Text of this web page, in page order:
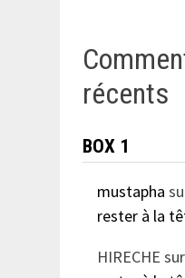
récents
BOX 1
mustapha
rester à la
HIRECHE sur